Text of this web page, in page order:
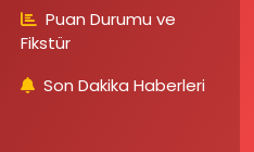
Puan Durumu ve
Fikstür
Son Dakika Haberleri